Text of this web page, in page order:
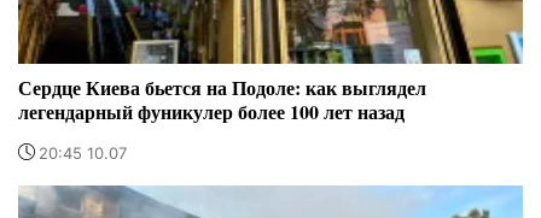
Сердце Киева бьется на Подоле: как выглядел
легендарный фуникулер более 100 лет назад
20:45 10.07